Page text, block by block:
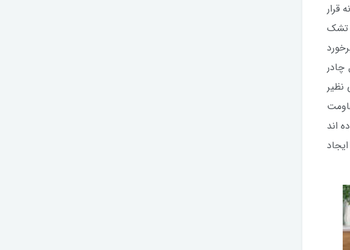
قرار
تشک
چادر
اند